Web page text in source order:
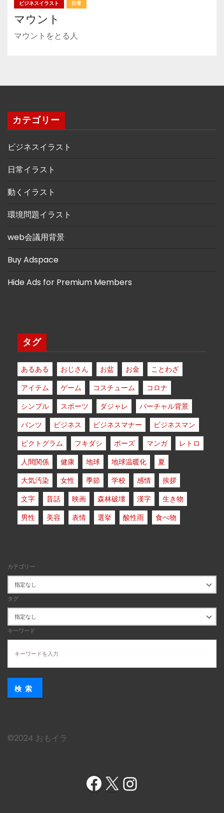
ビジネスイラスト 日常
マウント
マウントをとる人
カテゴリー
ビジネスイラスト
日常イラスト
動くイラスト
環境問題イラスト
web会議用背景
Buy Adspace
Hide Ads for Premium Members
タグ
あるある おじさん お盆 お金
ことわざ
アイテム
ゲーム コスチューム
コロナ
シンプル
スポーツ ダジャレ
バーチャル背景
パンツ
ビジネス ビジネスマナー
ビジネスマン
ピクトグラム
フキダシ ポーズ マンガ
レトロ
人間関係
健康 地球 地球温暖化
夏
大気汚染
女性 季節 学校 感情
挨拶
文字
昔話 映画 森林破壊 漢字
生き物
男性
美容 表情 選挙 酸性雨 食べ物
カテゴリー
タグ
キーワード
検索
©︎2024 おもイラ
Facebook X Instagram